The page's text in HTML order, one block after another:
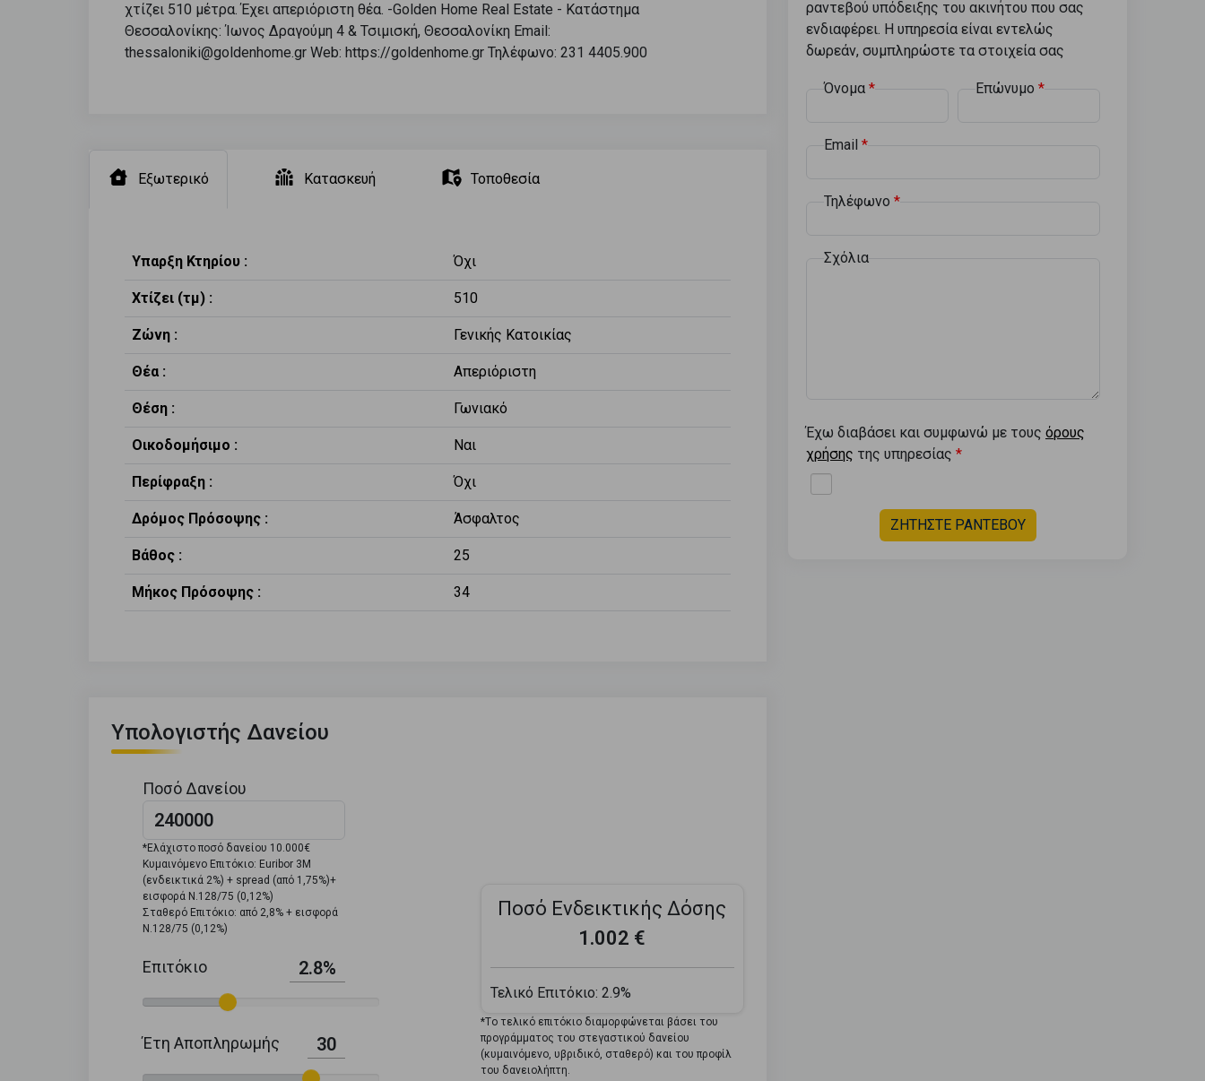
χτίζει 510 μέτρα. Έχει απεριόριστη θέα. -Golden Home Real Estate - Κατάστημα
Θεσσαλονίκης: Ίωνος Δραγούμη 4 & Τσιμισκή, Θεσσαλονίκη Email:
thessaloniki@goldenhome.gr Web: https://goldenhome.gr Τηλέφωνο: 231 4405.900
ραντεβού υπόδειξης του ακινήτου που σας
ενδιαφέρει. Η υπηρεσία είναι εντελώς
δωρεάν, συμπληρώστε τα στοιχεία σας
Όνομα Επώνυμο
Email
Τηλέφωνο
Σχόλια
Έχω διαβάσει και συμφωνώ με τους όρους
χρήσης της υπηρεσίας
ΖΗΤΗΣΤΕ ΡΑΝΤΕΒΟΥ
Εξωτερικό Κατασκευή Τοποθεσία
Υπαρξη Κτηρίου : Όχι
Χτίζει (τμ) : 510
Ζώνη : Γενικής Κατοικίας
Θέα : Απεριόριστη
Θέση : Γωνιακό
Οικοδομήσιμο : Ναι
Περίφραξη : Όχι
Δρόμος Πρόσοψης : Άσφαλτος
Βάθος : 25
Μήκος Πρόσοψης : 34
Υπολογιστής Δανείου
Ποσό Δανείου
*Ελάχιστο ποσό δανείου 10.000€
Κυμαινόμενο Επιτόκιο: Euribor 3M
(ενδεικτικά 2%) + spread (από 1,75%)+
εισφορά Ν.128/75 (0,12%)
Σταθερό Επιτόκιο: από 2,8% + εισφορά
Ν.128/75 (0,12%)
Επιτόκιο 2.8%
Έτη Αποπληρωμής 30
Ποσό Ενδεικτικής Δόσης
1.002 €
Τελικό Επιτόκιο: 2.9%
*Tο τελικό επιτόκιο διαμορφώνεται βάσει του
προγράμματος του στεγαστικού δανείου
(κυμαινόμενο, υβριδικό, σταθερό) και του προφίλ
του δανειολήπτη.